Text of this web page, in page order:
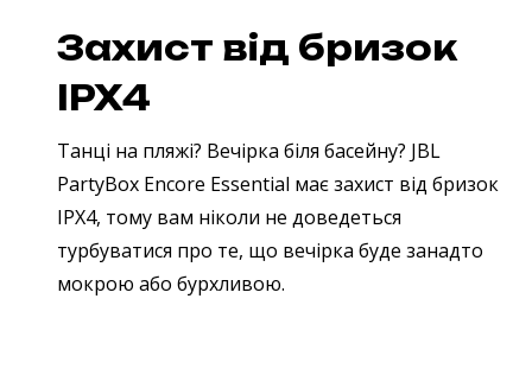
Захист від бризок
IPX4
Танці на пляжі? Вечірка біля басейну? JBL
PartyBox Encore Essential має захист від бризок
IPX4, тому вам ніколи не доведеться
турбуватися про те, що вечірка буде занадто
мокрою або бурхливою.